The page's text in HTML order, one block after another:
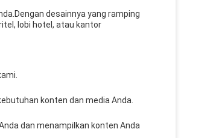
desainnya yang ramping
lobi hotel, atau kantor
konten dan media Anda.
dan menampilkan konten Anda